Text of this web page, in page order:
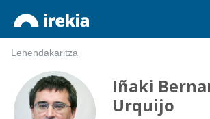
Lehendakaritza
Iñaki
Urquijo